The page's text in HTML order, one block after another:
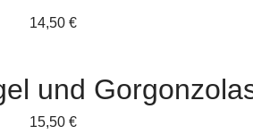
14,50 €
und
15,50 €